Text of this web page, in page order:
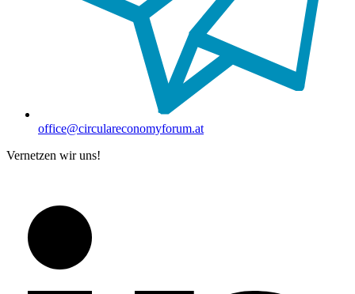
office@circulareconomyforum.at
Vernetzen wir uns!